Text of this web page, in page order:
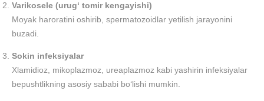
Varikosele (urug‘ tomir kengayishi)
Moyak haroratini oshirib, spermatozoidlar yetilish jarayonini
buzadi.
Sokin infeksiyalar
Xlamidioz, mikoplazmoz, ureaplazmoz kabi yashirin infeksiyalar
bepushtlikning asosiy sababi bo‘lishi mumkin.